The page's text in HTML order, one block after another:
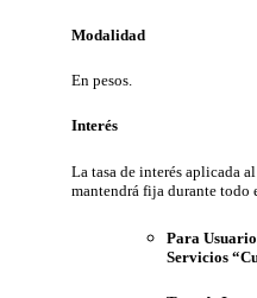
Modalidad
En pesos.
Interés
La tasa de interés aplicada
mantendrá fija durante todo
Para
Servicios